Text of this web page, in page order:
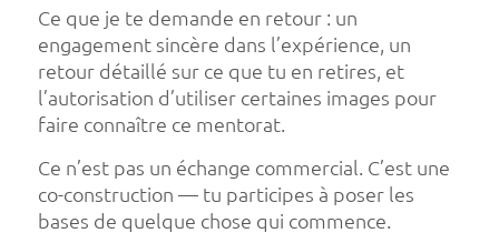
Ce que je te demande en retour : un
engagement sincère dans l’expérience, un
retour détaillé sur ce que tu en retires, et
l’autorisation d’utiliser certaines images pour
faire connaître ce mentorat.
Ce n’est pas un échange commercial. C’est une
co-construction — tu participes à poser les
bases de quelque chose qui commence.